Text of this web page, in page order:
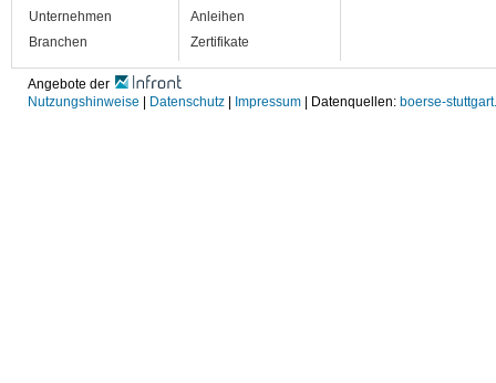
Unternehmen
Branchen
Anleihen
Zertifikate
Angebote der
Nutzungshinweise | Datenschutz | Impressum | Datenquellen: boerse-